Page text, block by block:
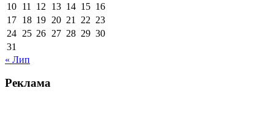
10 11 12 13 14 15 16
17 18 19 20 21 22 23
24 25 26 27 28 29 30
31
« Лип
Реклама